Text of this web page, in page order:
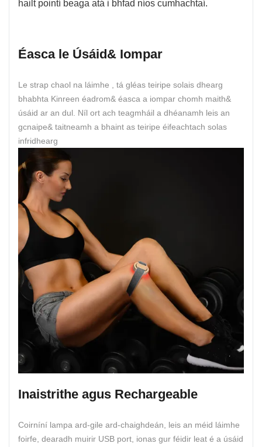
hailt pointí beaga atá i bhfad níos cumhachtaí.
Éasca le Úsáid& Iompar
Le strap chaol na láimhe , tá gléas teiripe solais dhearg
bhabhta Kinreen éadrom& éasca a iompar chomh maith&
úsáid ar an dul. Níl ort ach teagmháil a dhéanamh leis an
gcnaipe& taitneamh a bhaint as teiripe éifeachtach solas
infridhearg
Inaistrithe agus Rechargeable
Coirníní lampa ard-gile ard-chaighdeán, leis an méid láimhe
foirfe, dearadh muirir USB port, ionas gur féidir leat é a úsáid